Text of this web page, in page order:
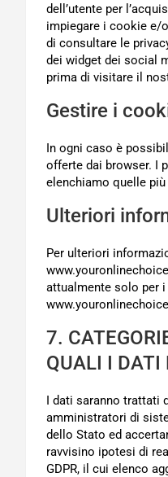
dell’utente per
impiegare i cookie e/
di consultare le
dei widget dei social
prima di visitare il
Gestire i
In ogni caso è
offerte dai browser. I
elenchiamo quelle
Ulteriori
Per ulteriori
attualmente solo per
7.
QUALI I DATI
I dati saranno trattati
amministratori di
dello Stato ed
ravvisino ipotesi di
GDPR, il cui elenco